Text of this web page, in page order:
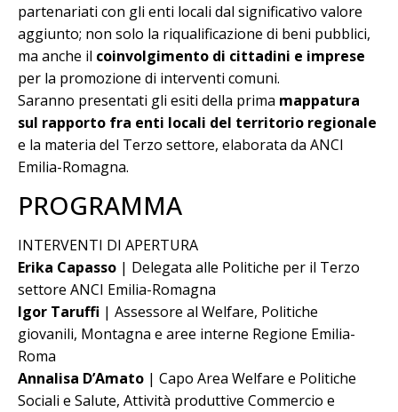
partenariati con gli enti locali dal significativo valore
aggiunto; non solo la riqualificazione di beni pubblici,
ma anche il coinvolgimento di cittadini e imprese
per la promozione di interventi comuni.
Saranno presentati gli esiti della prima mappatura
sul rapporto fra enti locali del territorio regionale
e la materia del Terzo settore, elaborata da ANCI
Emilia-Romagna.
PROGRAMMA
INTERVENTI DI APERTURA
Erika Capasso | Delegata alle Politiche per il Terzo
settore ANCI Emilia-Romagna
Igor Taruffi | Assessore al Welfare, Politiche
giovanili, Montagna e aree interne Regione Emilia-
Roma
Annalisa D’Amato | Capo Area Welfare e Politiche
Sociali e Salute, Attività produttive Commercio e